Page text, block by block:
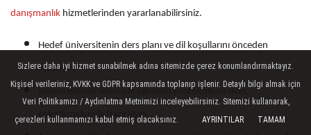
danışmanlık hizmetlerinden yararlanabilirsiniz.
Hedef üniversitenin ders planı ve dil koşullarını önceden
inceleyin.
Bölüm koordinatörüyle öğrenim protokolünü ders
eşleştirmeleriyle hazırlayın.
Sizlere daha iyi hizmet sunabilmek adına sitemizde çerez konumlandırmaktayız.
Kişisel verileriniz, KVKK ve GDPR kapsamında toplanıp işlenir. Detaylı bilgi almak için
Veri Politikamızı / Aydınlatma Metnimizi inceleyebilirsiniz. Sitemizi kullanarak,
çerezleri kullanmamızı kabul etmiş olacaksınız.
AYRINTILAR TAMAM